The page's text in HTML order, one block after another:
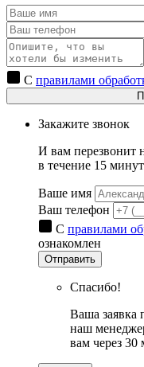
С правилами
Закажите звонок
И вам перезвонит
в течение 15 минут
Ваше имя
Ваш телефон
С правилами
ознакомлен
Отправить
Спасибо!
Ваша заявка
наш
вам через 30